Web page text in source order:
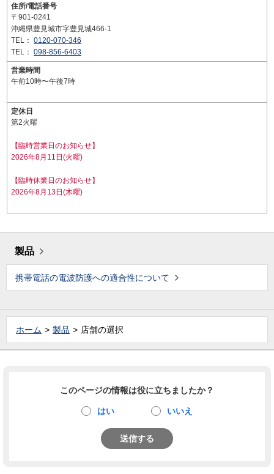
住所/電話番号
〒901-0241
沖縄県豊見城市字豊見城466-1
TEL： 0120-070-346
TEL： 098-856-6403
営業時間
午前10時〜午後7時
定休日
第2火曜
【臨時営業日のお知らせ】
2026年8月11日(火曜)
【臨時休業日のお知らせ】
2026年8月13日(木曜)
製品
携帯電話の電波防護への適合性について
ホーム 製品 店舗の選択
このページの情報は役に立ちましたか？
はい いいえ
送信する